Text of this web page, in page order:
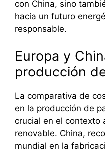
con China, sino
hacia un futuro
responsable.
Europa y
producción
La comparativa de
en la producción de
crucial en el contexto
renovable. China,
mundial en la